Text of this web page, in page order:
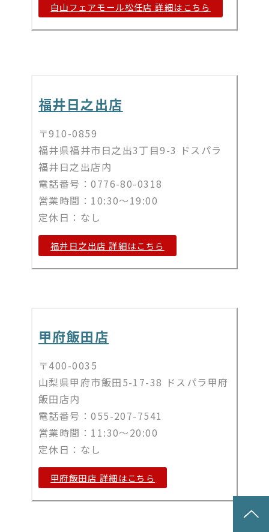
白山フェアモール松任店 詳細はこちら
福井日之出店
〒910-0859
福井県福井市日之出3丁目9-3 ドスパラ
福井日之出店内
電話番号：0776-80-0318
営業時間：10:30～19:00
定休日：なし
福井日之出店 詳細はこちら
甲府飯田店
〒400-0035
山梨県甲府市飯田5-17-38 ドスパラ甲府
飯田店内
電話番号：055-207-7541
営業時間：11:30～20:00
定休日：なし
甲府飯田店 詳細はこちら